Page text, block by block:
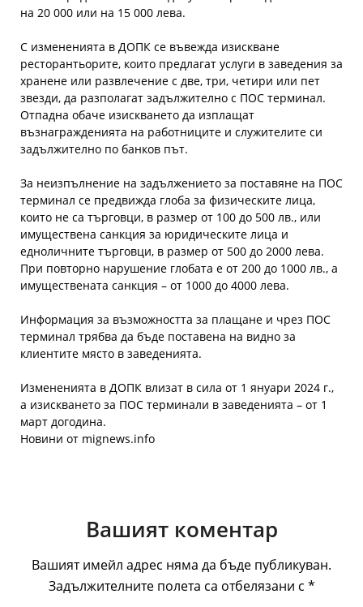
на 20 000 или на 15 000 лева.
С измененията в ДОПК се въвежда изискване
ресторантьорите, които предлагат услуги в заведения за
хранене или развлечение с две, три, четири или пет
звезди, да разполагат задължително с ПОС терминал.
Отпадна обаче изискването да изплащат
възнагражденията на работниците и служителите си
задължително по банков път.
За неизпълнение на задължението за поставяне на ПОС
терминал се предвижда глоба за физическите лица,
които не са търговци, в размер от 100 до 500 лв., или
имуществена санкция за юридическите лица и
едноличните търговци, в размер от 500 до 2000 лева.
При повторно нарушение глобата е от 200 до 1000 лв., а
имуществената санкция – от 1000 до 4000 лева.
Информация за възможността за плащане и чрез ПОС
терминал трябва да бъде поставена на видно за
клиентите място в заведенията.
Измененията в ДОПК влизат в сила от 1 януари 2024 г.,
а изискването за ПОС терминали в заведенията – от 1
март догодина.
Новини от mignews.info
Вашият коментар
Вашият имейл адрес няма да бъде публикуван.
Задължителните полета са отбелязани с *